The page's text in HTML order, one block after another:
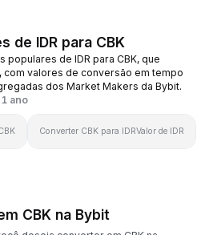
de IDR para CBK
de IDR para CBK, que
com valores de conversão em tempo
dos Market Makers da Bybit.
1 ano
Converter CBK para IDRValor de IDR
CBK na Bybit